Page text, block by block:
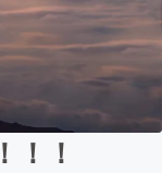
！！